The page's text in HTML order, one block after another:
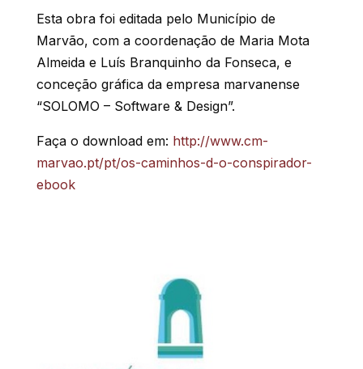
Esta obra foi editada pelo Município de
Marvão, com a coordenação de Maria Mota
Almeida e Luís Branquinho da Fonseca, e
conceção gráfica da empresa marvanense
“SOLOMO – Software & Design”.
Faça o download em: http://www.cm-
marvao.pt/pt/os-caminhos-d-o-conspirador-
ebook